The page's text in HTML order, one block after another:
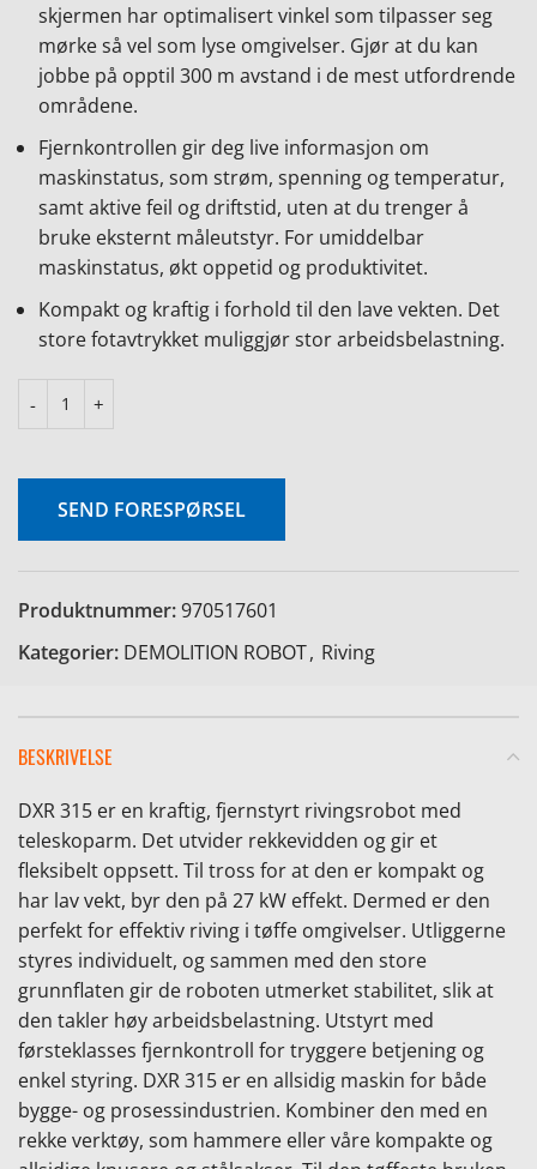
skjermen har optimalisert vinkel som tilpasser seg
mørke så vel som lyse omgivelser. Gjør at du kan
jobbe på opptil 300 m avstand i de mest utfordrende
områdene.
Fjernkontrollen gir deg live informasjon om
maskinstatus, som strøm, spenning og temperatur,
samt aktive feil og driftstid, uten at du trenger å
bruke eksternt måleutstyr. For umiddelbar
maskinstatus, økt oppetid og produktivitet.
Kompakt og kraftig i forhold til den lave vekten. Det
store fotavtrykket muliggjør stor arbeidsbelastning.
SEND FORESPØRSEL
Produktnummer:970517601
Kategorier: DEMOLITION ROBOT, Riving
BESKRIVELSE
DXR 315 er en kraftig, fjernstyrt rivingsrobot med
teleskoparm. Det utvider rekkevidden og gir et
fleksibelt oppsett. Til tross for at den er kompakt og
har lav vekt, byr den på 27 kW effekt. Dermed er den
perfekt for effektiv riving i tøffe omgivelser. Utliggerne
styres individuelt, og sammen med den store
grunnflaten gir de roboten utmerket stabilitet, slik at
den takler høy arbeidsbelastning. Utstyrt med
førsteklasses fjernkontroll for tryggere betjening og
enkel styring. DXR 315 er en allsidig maskin for både
bygge- og prosessindustrien. Kombiner den med en
rekke verktøy, som hammere eller våre kompakte og